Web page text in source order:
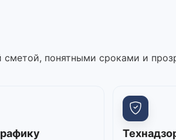
понятными сроками и